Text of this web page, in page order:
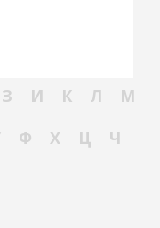
З И К Л
М
Ф Х Ц
Ч